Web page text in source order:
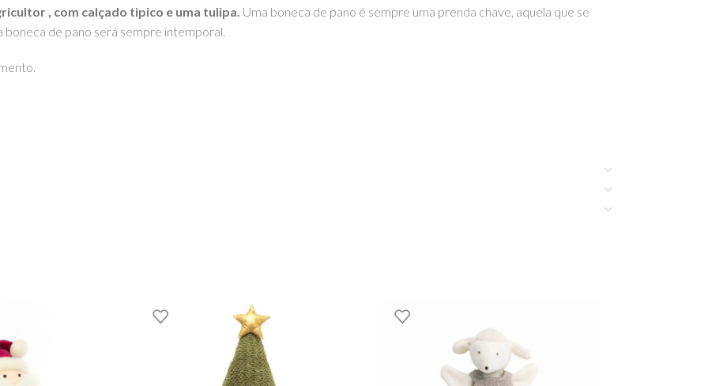
, com calçado tipico e uma tulipa. Uma boneca de pano é sempre uma prenda chave, aquela que se
boneca de pano será sempre intemporal.
– TOYS WITH STORIES®️